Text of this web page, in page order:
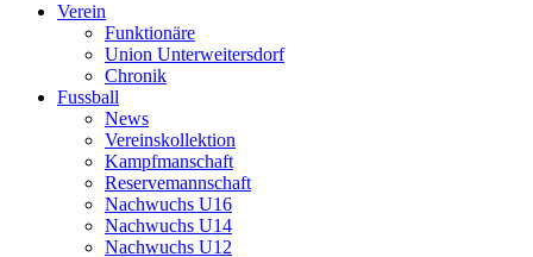
Verein
Funktionäre
Union Unterweitersdorf
Chronik
Fussball
News
Vereinskollektion
Kampfmanschaft
Reservemannschaft
Nachwuchs U16
Nachwuchs U14
Nachwuchs U12